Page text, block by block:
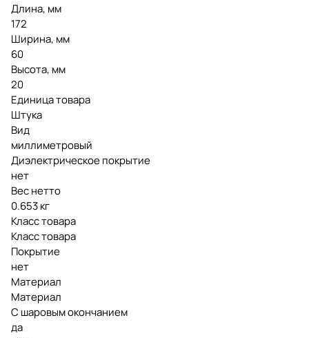
Длина, мм
172
Ширина, мм
60
Высота, мм
20
Единица товара
Штука
Вид
миллиметровый
Диэлектрическое покрытие
нет
Вес нетто
0.653 кг
Класс товара
Класс товара
Покрытие
нет
Материал
Материал
С шаровым окончанием
да